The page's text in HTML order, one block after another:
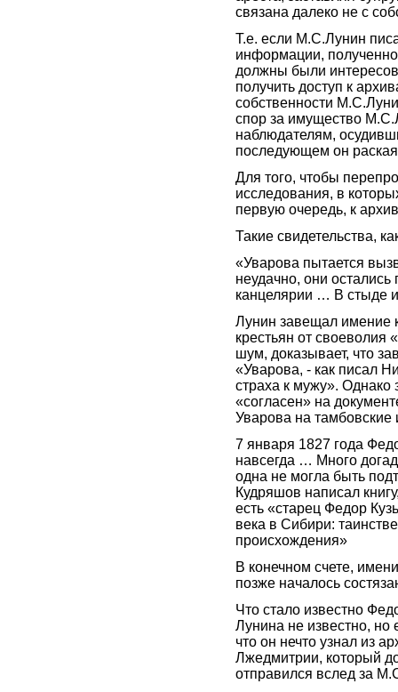
связана далеко не с
Т.е. если М.С.Лунин
информации,
должны были
получить доступ к
собственности
спор за имущество
наблюдателям,
последующем он
Для того, чтобы
исследования, в
первую очередь, к
Такие свидетельства,
«Уварова пытается
неудачно, они
канцелярии … В стыде
Лунин завещал имение
крестьян от своеволия
шум, доказывает, что
«Уварова, - как писал
страха к мужу». Однако
«согласен» на
Уварова на тамбовские
7 января 1827 года
навсегда … Много
одна не могла быть
Кудряшов написал
есть «старец Федор
века в Сибири:
происхождения»
В конечном счете,
позже началось
Что стало известно
Лунина не известно, но
что он нечто узнал из
Лжедмитрии, который
отправился вслед за